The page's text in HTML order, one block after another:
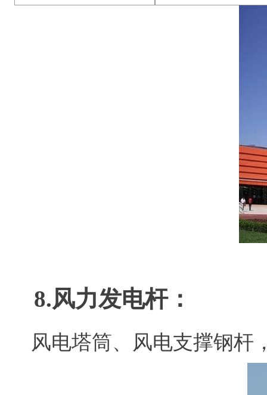
8.风力发电杆：
风电塔筒、风电支撑钢杆